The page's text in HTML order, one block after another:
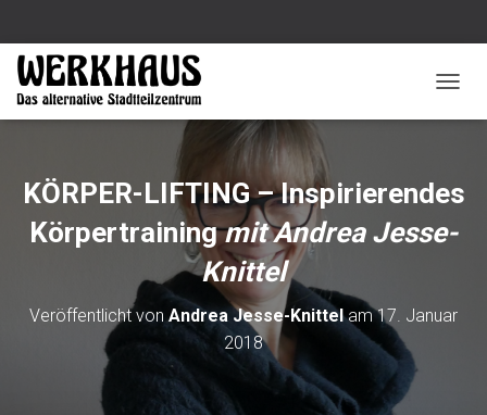
A
A
M
KÖRPER-LIFTING – Inspirierendes
Körpertrainingmit Andrea Jesse-
Knittel
Veröffentlicht vonAndrea Jesse-Knittelam17. Januar
2018